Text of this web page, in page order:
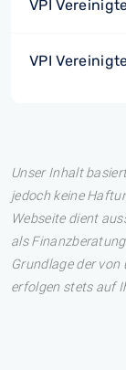
VPI
VPI
Unser Inhalt
jedoch keine
Webseite dient
als
Grundlage der
erfolgen stets auf